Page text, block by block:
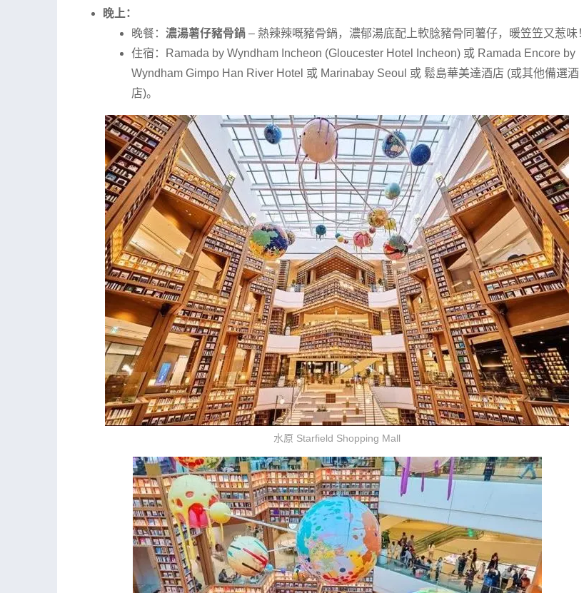
晚上：
晚餐： 濃湯薯仔豬骨鍋 – 熱辣辣嘅豬骨鍋，濃郁湯底配上軟腍豬骨同薯仔，暖笠笠又惹味！
住宿：Ramada by Wyndham Incheon (Gloucester Hotel Incheon) 或 Ramada Encore by
Wyndham Gimpo Han River Hotel 或 Marinabay Seoul 或 鬆島華美達酒店 (或其他備選酒
店)。
水原 Starfield Shopping Mall